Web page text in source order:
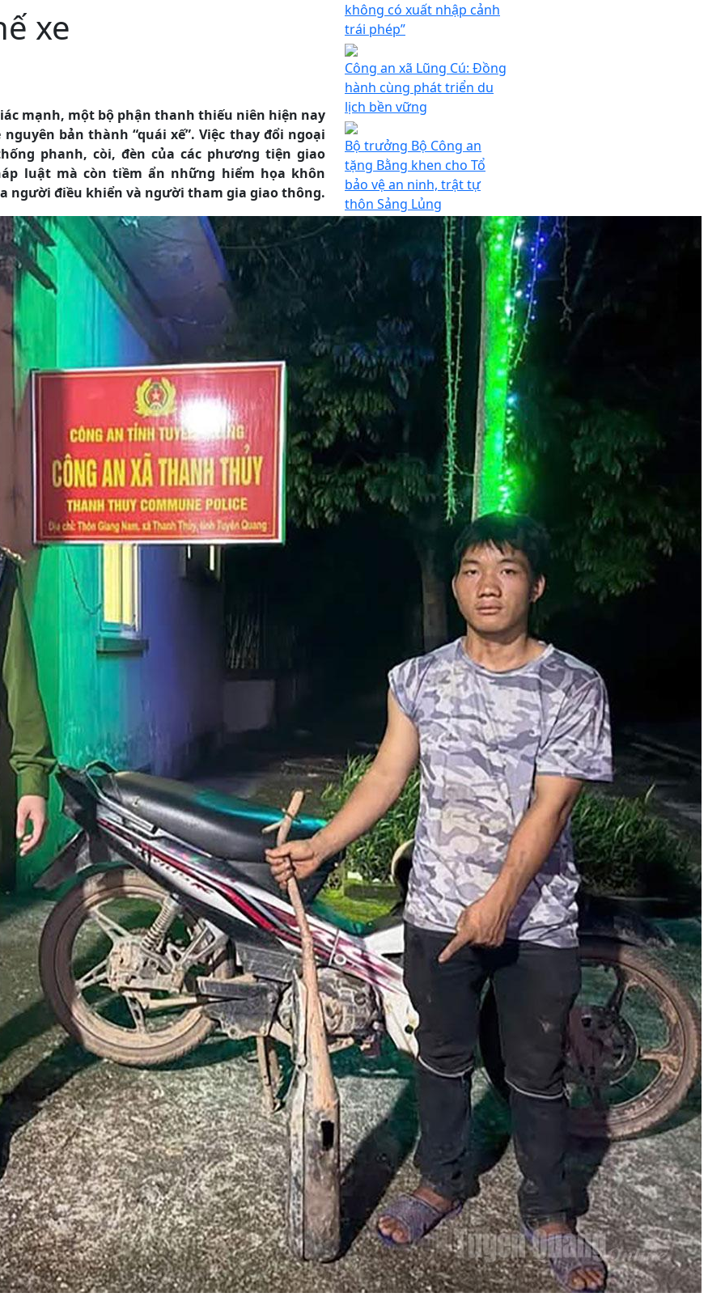
xe
mạnh, một bộ phận thanh thiếu niên hiện nay
bản thành “quái xế”. Việc thay đổi ngoại
phanh, còi, đèn của các phương tiện giao
luật mà còn tiềm ẩn những hiểm họa khôn
người điều khiển và người tham gia giao thông.
không có xuất nhập cảnh
trái phép”
Công an xã Lũng Cú: Đồng
hành cùng phát triển du
lịch bền vững
Bộ trưởng Bộ Công an
tặng Bằng khen cho Tổ
bảo vệ an ninh, trật tự
thôn Sảng Lủng